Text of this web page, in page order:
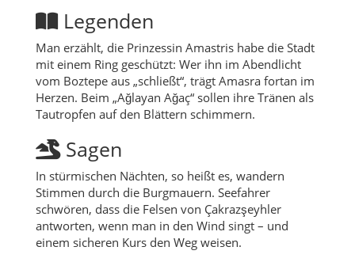
Legenden
Man erzählt, die Prinzessin Amastris habe die Stadt
mit einem Ring geschützt: Wer ihn im Abendlicht
vom Boztepe aus „schließt“, trägt Amasra fortan im
Herzen. Beim „Ağlayan Ağaç“ sollen ihre Tränen als
Tautropfen auf den Blättern schimmern.
Sagen
In stürmischen Nächten, so heißt es, wandern
Stimmen durch die Burgmauern. Seefahrer
schwören, dass die Felsen von Çakrazşeyhler
antworten, wenn man in den Wind singt – und
einem sicheren Kurs den Weg weisen.